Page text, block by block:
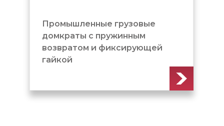
Промышленные грузовые
домкраты с пружинным
возвратом и фиксирующей
гайкой